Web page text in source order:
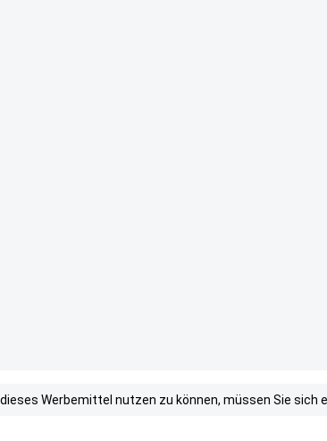
Werbemittel nutzen zu können, müssen Sie sich